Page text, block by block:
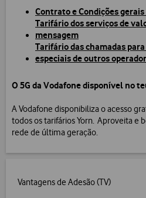
Contrato e Condições
Tarifário dos serviços de
mensagem
Tarifário das chamadas
especiais de outros
O 5G da Vodafone disponível no
A Vodafone disponibiliza o acesso
todos os tarifários Yorn. Aproveita e
rede de última geração.
Vantagens de Adesão (TV)